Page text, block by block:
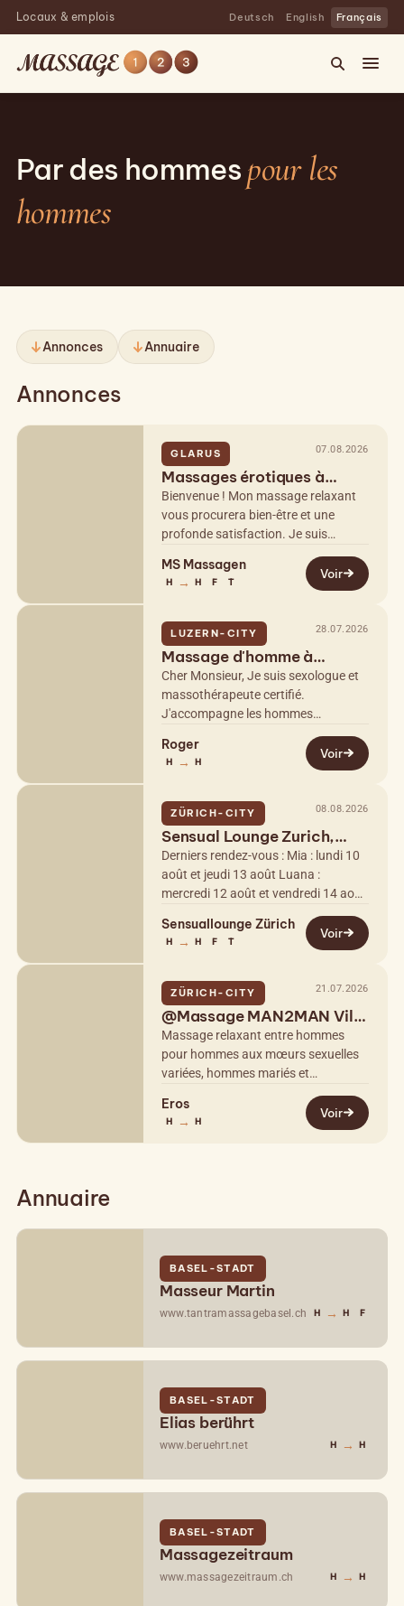
Locaux & emplois Deutsch English Français
Par des hommes pour les
hommes
Annonces Annuaire
Annonces
GLARUS 07.08.2026
Massages érotiques à
l'huile pour la détente et le
Bienvenue ! Mon massage relaxant
vous procurera bien-être et une
profonde satisfaction. Je suis
objectif est une relaxation totale, et…
MS Massagen
H → H F T
Voir
LUZERN-CITY 28.07.2026
Massage d'homme à
homme
Cher Monsieur, Je suis sexologue et
massothérapeute certifié.
J'accompagne les hommes
leur sexualité afin de les aider à la
vivre…
Roger
H → H
Voir
ZÜRICH-CITY 08.08.2026
Sensual Lounge Zurich,
nous fermons.
Derniers rendez-vous : Mia : lundi 10
août et jeudi 13 août Luana :
mercredi 12 août et vendredi 14 août
Sensuallounge Zürich
H → H F T
Voir
ZÜRICH-CITY 21.07.2026
@Massage MAN2MAN Ville
de Zurich K4
Massage relaxant entre hommes
pour hommes aux mœurs sexuelles
variées, hommes mariés et
homme, bronzé, naturel et discret. De
corpulence…
Eros
H → H
Voir
Annuaire
BASEL-STADT
Masseur Martin
www.tantramassagebasel.ch H → H F
BASEL-STADT
Elias berührt
www.beruehrt.net H → H
BASEL-STADT
Massagezeitraum
www.massagezeitraum.ch H → H